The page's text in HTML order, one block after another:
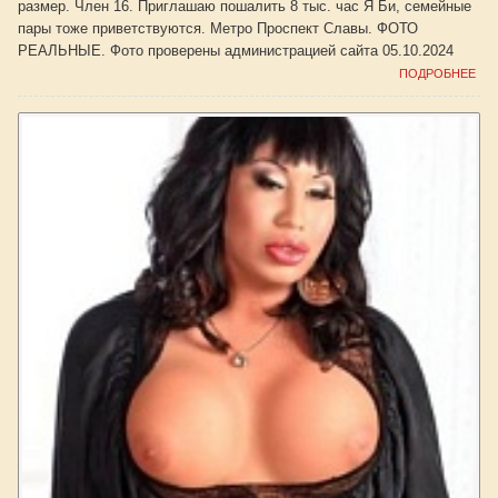
размер. Член 16. Приглашаю пошалить 8 тыс. час Я Би, семейные
пары тоже приветствуются. Метро Проспект Славы. ФОТО
РЕАЛЬНЫЕ. Фото проверены администрацией сайта 05.10.2024
ПОДРОБНЕЕ